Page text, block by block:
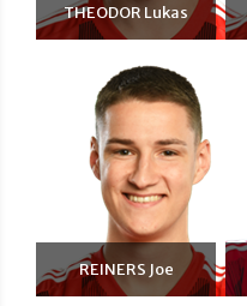
THEODOR Lukas
REINERS Joe